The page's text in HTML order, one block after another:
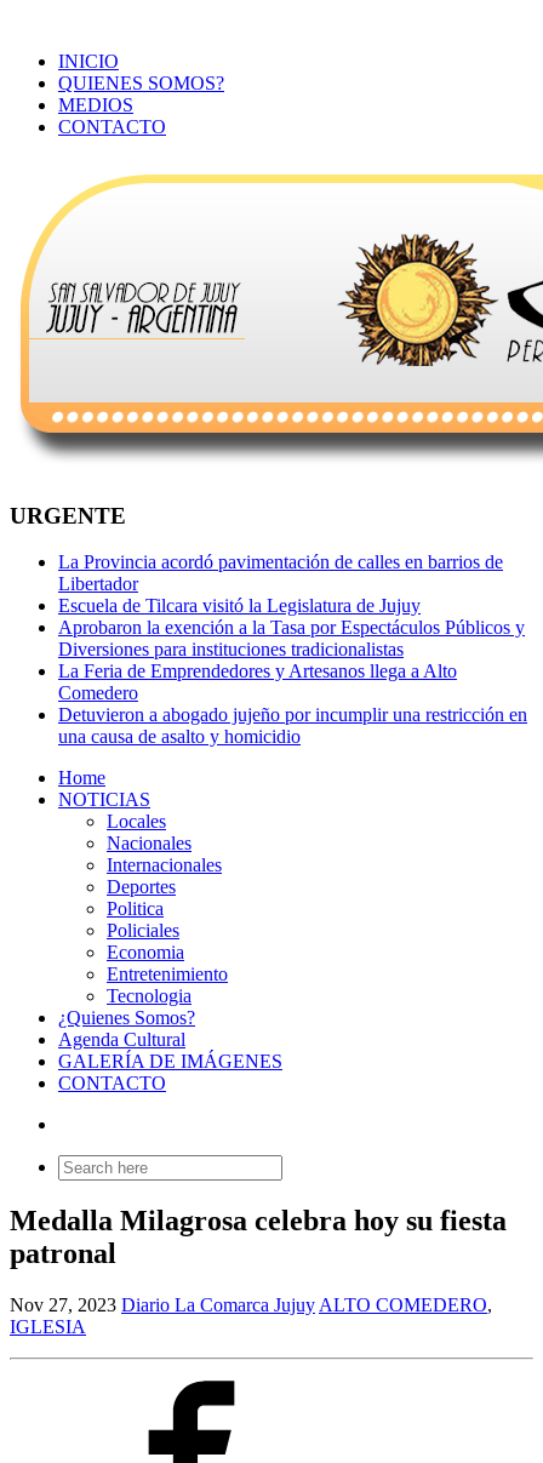
INICIO
QUIENES SOMOS?
MEDIOS
CONTACTO
URGENTE
La Provincia acordó pavimentación de calles en barrios de
Libertador
Escuela de Tilcara visitó la Legislatura de Jujuy
Aprobaron la exención a la Tasa por Espectáculos Públicos y
Diversiones para instituciones tradicionalistas
La Feria de Emprendedores y Artesanos llega a Alto
Comedero
Detuvieron a abogado jujeño por incumplir una restricción en
una causa de asalto y homicidio
Home
NOTICIAS
Locales
Nacionales
Internacionales
Deportes
Politica
Policiales
Economia
Entretenimiento
Tecnologia
¿Quienes Somos?
Agenda Cultural
GALERÍA DE IMÁGENES
CONTACTO
Search
for:
Medalla Milagrosa celebra hoy su fiesta
patronal
Nov 27, 2023 Diario La Comarca Jujuy ALTO COMEDERO,
IGLESIA